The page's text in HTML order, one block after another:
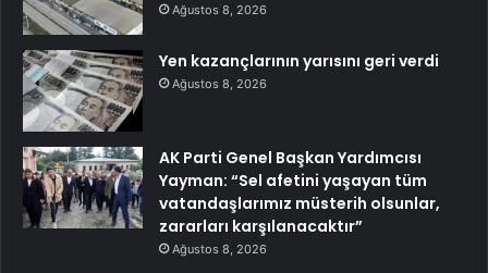
Ağustos 8, 2026
Yen kazançlarının yarısını geri verdi
Ağustos 8, 2026
AK Parti Genel Başkan Yardımcısı
Yayman: “Sel afetini yaşayan tüm
vatandaşlarımız müsterih olsunlar,
zararları karşılanacaktır”
Ağustos 8, 2026